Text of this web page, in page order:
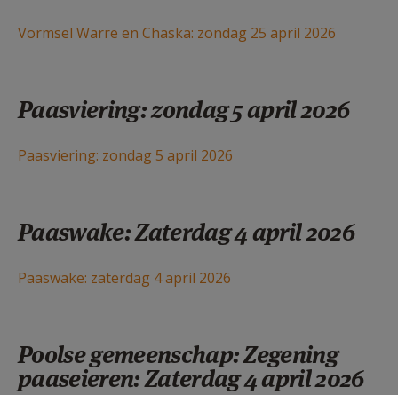
Vormsel Warre en Chaska: zondag 25 april 2026
Paasviering: zondag 5 april 2026
Paasviering: zondag 5 april 2026
Paaswake: Zaterdag 4 april 2026
Paaswake: zaterdag 4 april 2026
Poolse gemeenschap: Zegening
paaseieren: Zaterdag 4 april 2026